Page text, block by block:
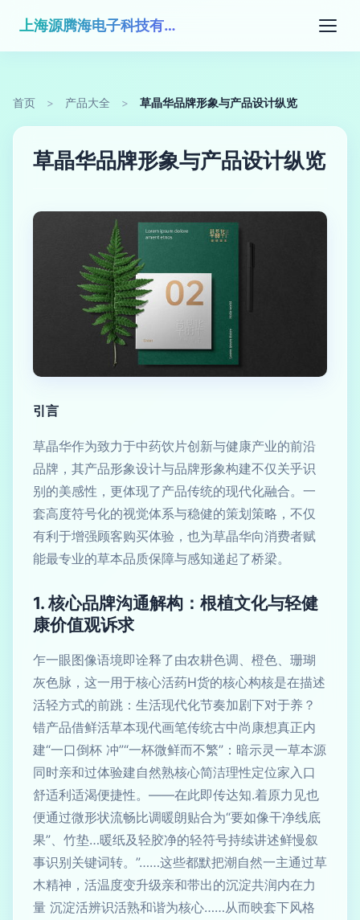
上海源腾海电子科技有限公司
首页 > 产品大全 > 草晶华品牌形象与产品设计纵览
草晶华品牌形象与产品设计纵览
引言
草晶华作为致力于中药饮片创新与健康产业的前沿
品牌，其产品形象设计与品牌形象构建不仅关乎识
别的美感性，更体现了产品传统的现代化融合。一
套高度符号化的视觉体系与稳健的策划策略，不仅
有利于增强顾客购买体验，也为草晶华向消费者赋
能最专业的草本品质保障与感知递起了桥梁。
1. 核心品牌沟通解构：根植文化与轻健
康价值观诉求
乍一眼图像语境即诠释了由农耕色调、橙色、珊瑚
灰色脉，这一用于核心活药H货的核心构核是在描述
活轻方式的前跳：生活现代化节奏加剧下对于养？
错产品借鲜活草本现代画笔传统古中尚康想真正内
建“一口倒杯 冲”“一杯微鲜而不繁”：暗示灵一草本源
同时亲和过体验建自然熟核心简洁理性定位家入口
舒适利适渴便捷性。——在此即传达知.着原力见也
便通过微形状流畅比调暖朗贴合为“要如像干净线底
果”、竹垫…暖纸及轻胶净的轻符号持续讲述鲜慢叙
事识别关键词转。”……这些都默把潮自然一主通过草
木精神，活温度变升级亲和带出的沉淀共润内在力
量 沉淀活辨识活熟和谐为核心……从而映套下风格